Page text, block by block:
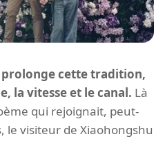
cette tradition,
la vitesse et le canal. Là
qui rejoignait, peut-
le visiteur de Xiaohongshu